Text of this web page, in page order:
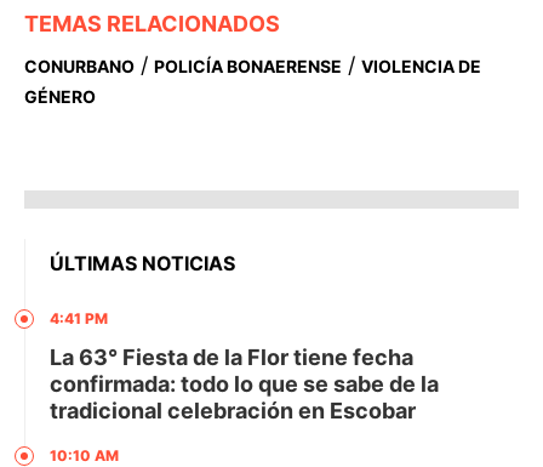
TEMAS RELACIONADOS
CONURBANO / POLICÍA BONAERENSE / VIOLENCIA DE
GÉNERO
ÚLTIMAS NOTICIAS
4:41 PM
La 63° Fiesta de la Flor tiene fecha
confirmada: todo lo que se sabe de la
tradicional celebración en Escobar
10:10 AM